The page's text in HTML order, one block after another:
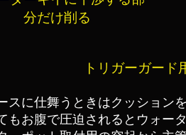
分だけ削る
トリガーガー
スに仕舞うときはクッション
もお腹で圧迫されるとウォー